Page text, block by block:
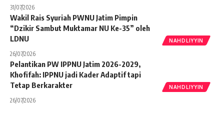
31/07/2026
NAHDLIYYIN
Wakil Rais Syuriah PWNU Jatim Pimpin
“Dzikir Sambut Muktamar NU Ke-35” oleh
LDNU
26/07/2026
NAHDLIYYIN
Pelantikan PW IPPNU Jatim 2026-2029,
Khofifah: IPPNU jadi Kader Adaptif tapi
Tetap Berkarakter
26/07/2026